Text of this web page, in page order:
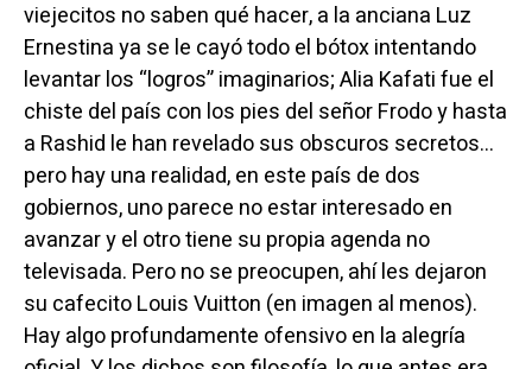
viejecitos no saben qué hacer, a la anciana Luz
Ernestina ya se le cayó todo el bótox intentando
levantar los “logros” imaginarios; Alia Kafati fue el
chiste del país con los pies del señor Frodo y hasta
a Rashid le han revelado sus obscuros secretos…
pero hay una realidad, en este país de dos
gobiernos, uno parece no estar interesado en
avanzar y el otro tiene su propia agenda no
televisada. Pero no se preocupen, ahí les dejaron
su cafecito Louis Vuitton (en imagen al menos).
Hay algo profundamente ofensivo en la alegría